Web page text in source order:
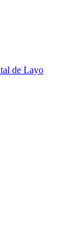
de Layo